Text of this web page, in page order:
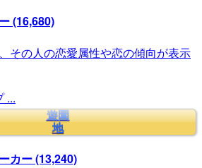
(16,680)
その人の恋愛属性や恋の傾向が表示
...
遊園
地
カー(13,240)